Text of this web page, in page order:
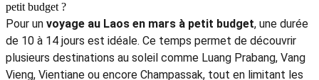
petit budget ?
Pour un voyage au Laos en mars à petit budget, une durée
de 10 à 14 jours est idéale. Ce temps permet de découvrir
plusieurs destinations au soleil comme Luang Prabang, Vang
Vieng, Vientiane ou encore Champassak, tout en limitant les